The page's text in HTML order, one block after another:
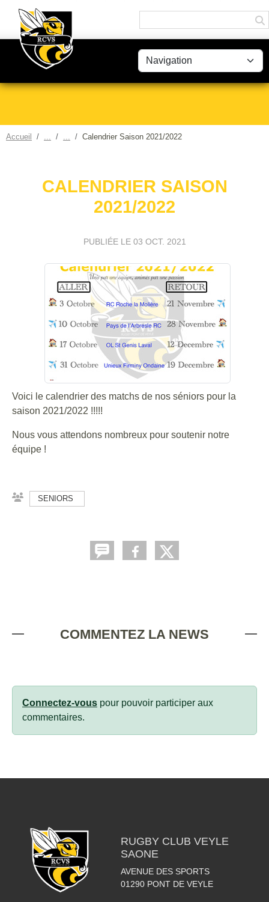
Accueil Calendrier Saison 2021/2022
CALENDRIER SAISON
2021/2022
PUBLIÉE LE 03 OCT. 2021
Voici le calendrier des matchs de nos séniors pour la
saison 2021/2022 !!!!!
Nous vous attendons nombreux pour soutenir notre
équipe !
SENIORS
COMMENTEZ LA NEWS
Connectez-vous pour pouvoir participer aux
commentaires.
RUGBY CLUB VEYLE
SAONE
AVENUE DES SPORTS
01290 PONT DE VEYLE
Panneau de gestion des cookies